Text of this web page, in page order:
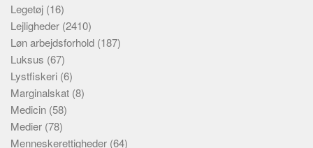
Legetøj (16)
Lejligheder (2410)
Løn arbejdsforhold (187)
Luksus (67)
Lystfiskeri (6)
Marginalskat (8)
Medicin (58)
Medier (78)
Menneskerettigheder (64)